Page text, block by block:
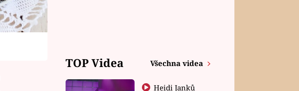
TOP Videa Všechna videa
Heidi Janků